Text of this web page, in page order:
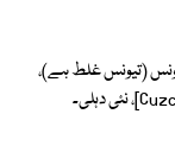
تُونس (تیونس غلط ہے)،
بندا آچے۔ انڈونیشیا، جیونگ جو۔ جنوبی کوریا، کزکو ۔ پیرو[Cuzco]، نئی دہلی۔